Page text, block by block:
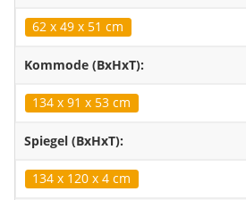
62 x 49 x 51 cm
Kommode (BxHxT):
134 x 91 x 53 cm
Spiegel (BxHxT):
134 x 120 x 4 cm